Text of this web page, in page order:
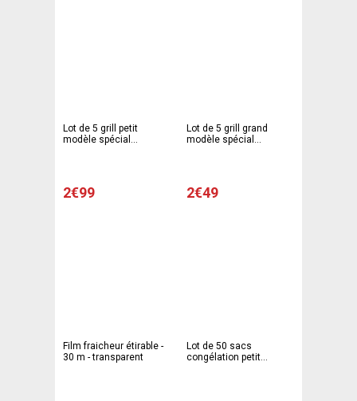
Lot de 5 grill petit
modèle spécial
2€99
Lot de 5 grill grand
modèle spécial
2€49
Film fraicheur étirable -
30 m - transparent
Lot de 50 sacs
congélation petit